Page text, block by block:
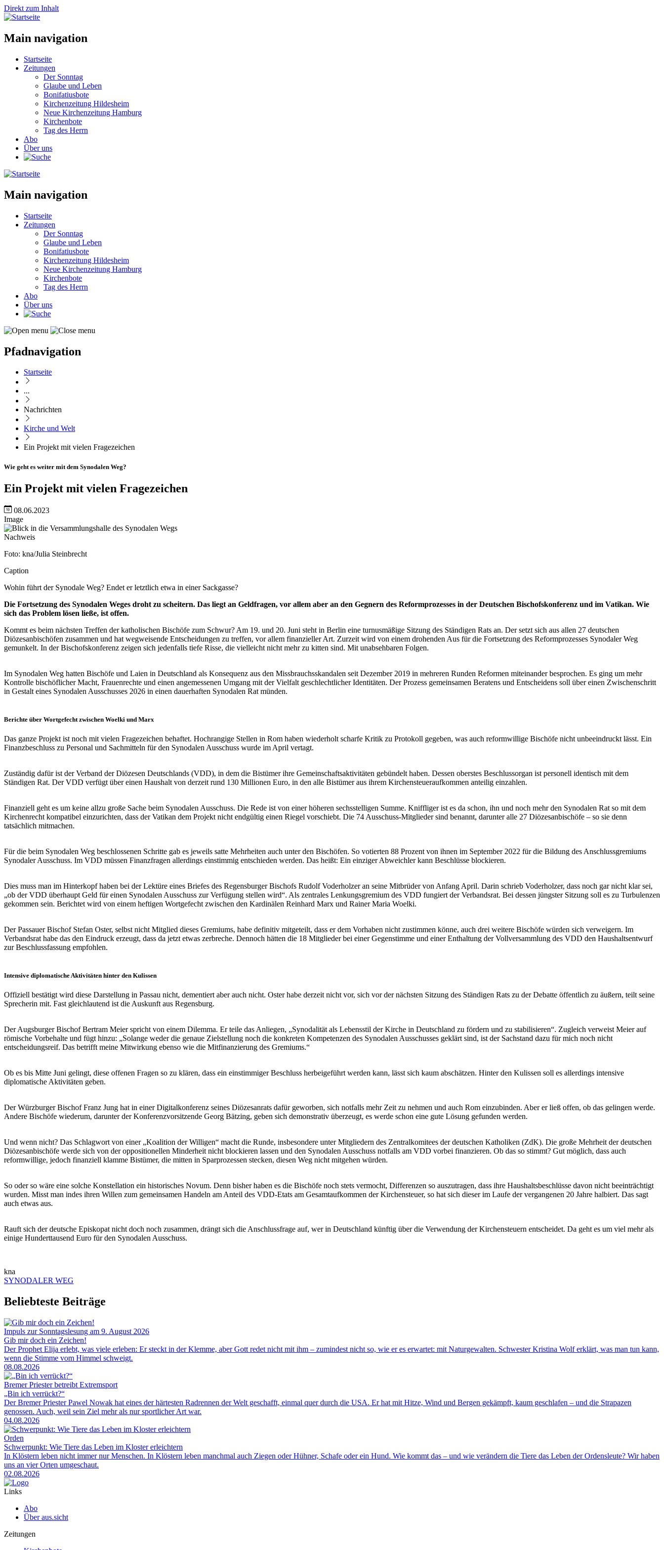
Direkt zum Inhalt
Main navigation
Startseite
Zeitungen
Der Sonntag
Glaube und Leben
Bonifatiusbote
Kirchenzeitung Hildesheim
Neue Kirchenzeitung Hamburg
Kirchenbote
Tag des Herrn
Abo
Über uns
Main navigation
Startseite
Zeitungen
Der Sonntag
Glaube und Leben
Bonifatiusbote
Kirchenzeitung Hildesheim
Neue Kirchenzeitung Hamburg
Kirchenbote
Tag des Herrn
Abo
Über uns
Pfadnavigation
Startseite
...
Nachrichten
Kirche und Welt
Ein Projekt mit vielen Fragezeichen
Wie geht es weiter mit dem Synodalen Weg?
Ein Projekt mit vielen Fragezeichen
08.06.2023
Image
Nachweis
Foto: kna/Julia Steinbrecht
Caption
Wohin führt der Synodale Weg? Endet er letztlich etwa in einer Sackgasse?
Die Fortsetzung des Synodalen Weges droht zu scheitern. Das liegt an Geldfragen, vor allem aber an den Gegnern des Reformprozesses in der Deutschen Bischofskonferenz und im Vatikan. Wie
sich das Problem lösen ließe, ist offen.
Kommt es beim nächsten Treffen der katholischen Bischöfe zum Schwur? Am 19. und 20. Juni steht in Berlin eine turnusmäßige Sitzung des Ständigen Rats an. Der setzt sich aus allen 27 deutschen
Diözesanbischöfen zusammen und hat wegweisende Entscheidungen zu treffen, vor allem finanzieller Art. Zurzeit wird von einem drohenden Aus für die Fortsetzung des Reformprozesses Synodaler Weg
gemunkelt. In der Bischofskonferenz zeigen sich jedenfalls tiefe Risse, die vielleicht nicht mehr zu kitten sind. Mit unabsehbaren Folgen.
Im Synodalen Weg hatten Bischöfe und Laien in Deutschland als Konsequenz aus den Missbrauchsskandalen seit Dezember 2019 in mehreren Runden Reformen miteinander besprochen. Es ging um mehr
Kontrolle bischöflicher Macht, Frauenrechte und einen angemessenen Umgang mit der Vielfalt geschlechtlicher Identitäten. Der Prozess gemeinsamen Beratens und Entscheidens soll über einen Zwischenschritt
in Gestalt eines Synodalen Ausschusses 2026 in einen dauerhaften Synodalen Rat münden.
Berichte über Wortgefecht zwischen Woelki und Marx
Das ganze Projekt ist noch mit vielen Fragezeichen behaftet. Hochrangige Stellen in Rom haben wiederholt scharfe Kritik zu Protokoll gegeben, was auch reformwillige Bischöfe nicht unbeeindruckt lässt. Ein
Finanzbeschluss zu Personal und Sachmitteln für den Synodalen Ausschuss wurde im April vertagt.
Zuständig dafür ist der Verband der Diözesen Deutschlands (VDD), in dem die Bistümer ihre Gemeinschaftsaktivitäten gebündelt haben. Dessen oberstes Beschlussorgan ist personell identisch mit dem
Ständigen Rat. Der VDD verfügt über einen Haushalt von derzeit rund 130 Millionen Euro, in den alle Bistümer aus ihrem Kirchensteueraufkommen anteilig einzahlen.
Finanziell geht es um keine allzu große Sache beim Synodalen Ausschuss. Die Rede ist von einer höheren sechsstelligen Summe. Kniffliger ist es da schon, ihn und noch mehr den Synodalen Rat so mit dem
Kirchenrecht kompatibel einzurichten, dass der Vatikan dem Projekt nicht endgültig einen Riegel vorschiebt. Die 74 Ausschuss-Mitglieder sind benannt, darunter alle 27 Diözesanbischöfe – so sie denn
tatsächlich mitmachen.
Für die beim Synodalen Weg beschlossenen Schritte gab es jeweils satte Mehrheiten auch unter den Bischöfen. So votierten 88 Prozent von ihnen im September 2022 für die Bildung des Anschlussgremiums
Synodaler Ausschuss. Im VDD müssen Finanzfragen allerdings einstimmig entschieden werden. Das heißt: Ein einziger Abweichler kann Beschlüsse blockieren.
Dies muss man im Hinterkopf haben bei der Lektüre eines Briefes des Regensburger Bischofs Rudolf Voderholzer an seine Mitbrüder von Anfang April. Darin schrieb Voderholzer, dass noch gar nicht klar sei,
„ob der VDD überhaupt Geld für einen Synodalen Ausschuss zur Verfügung stellen wird“. Als zentrales Lenkungsgremium des VDD fungiert der Verbandsrat. Bei dessen jüngster Sitzung soll es zu Turbulenzen
gekommen sein. Berichtet wird von einem heftigen Wortgefecht zwischen den Kardinälen Reinhard Marx und Rainer Maria Woelki.
Der Passauer Bischof Stefan Oster, selbst nicht Mitglied dieses Gremiums, habe definitiv mitgeteilt, dass er dem Vorhaben nicht zustimmen könne, auch drei weitere Bischöfe würden sich verweigern. Im
Verbandsrat habe das den Eindruck erzeugt, dass da jetzt etwas zerbreche. Dennoch hätten die 18 Mitglieder bei einer Gegenstimme und einer Enthaltung der Vollversammlung des VDD den Haushaltsentwurf
zur Beschlussfassung empfohlen.
Intensive diplomatische Aktivitäten hinter den Kulissen
Offiziell bestätigt wird diese Darstellung in Passau nicht, dementiert aber auch nicht. Oster habe derzeit nicht vor, sich vor der nächsten Sitzung des Ständigen Rats zu der Debatte öffentlich zu äußern, teilt seine
Sprecherin mit. Fast gleichlautend ist die Auskunft aus Regensburg.
Der Augsburger Bischof Bertram Meier spricht von einem Dilemma. Er teile das Anliegen, „Synodalität als Lebensstil der Kirche in Deutschland zu fördern und zu stabilisieren“. Zugleich verweist Meier auf
römische Vorbehalte und fügt hinzu: „Solange weder die genaue Zielstellung noch die konkreten Kompetenzen des Synodalen Ausschusses geklärt sind, ist der Sachstand dazu für mich noch nicht
entscheidungsreif. Das betrifft meine Mitwirkung ebenso wie die Mitfinanzierung des Gremiums.“
Ob es bis Mitte Juni gelingt, diese offenen Fragen so zu klären, dass ein einstimmiger Beschluss herbeigeführt werden kann, lässt sich kaum abschätzen. Hinter den Kulissen soll es allerdings intensive
diplomatische Aktivitäten geben.
Der Würzburger Bischof Franz Jung hat in einer Digitalkonferenz seines Diözesanrats dafür geworben, sich notfalls mehr Zeit zu nehmen und auch Rom einzubinden. Aber er ließ offen, ob das gelingen werde.
Andere Bischöfe wiederum, darunter der Konferenzvorsitzende Georg Bätzing, geben sich demonstrativ überzeugt, es werde schon eine gute Lösung gefunden werden.
Und wenn nicht? Das Schlagwort von einer „Koalition der Willigen“ macht die Runde, insbesondere unter Mitgliedern des Zentralkomitees der deutschen Katholiken (ZdK). Die große Mehrheit der deutschen
Diözesanbischöfe werde sich von der oppositionellen Minderheit nicht blockieren lassen und den Synodalen Ausschuss notfalls am VDD vorbei finanzieren. Ob das so stimmt? Gut möglich, dass auch
reformwillige, jedoch finanziell klamme Bistümer, die mitten in Sparprozessen stecken, diesen Weg nicht mitgehen würden.
So oder so wäre eine solche Konstellation ein historisches Novum. Denn bisher haben es die Bischöfe noch stets vermocht, Differenzen so auszutragen, dass ihre Haushaltsbeschlüsse davon nicht beeinträchtigt
wurden. Misst man indes ihren Willen zum gemeinsamen Handeln am Anteil des VDD-Etats am Gesamtaufkommen der Kirchensteuer, so hat sich dieser im Laufe der vergangenen 20 Jahre halbiert. Das sagt
auch etwas aus.
Rauft sich der deutsche Episkopat nicht doch noch zusammen, drängt sich die Anschlussfrage auf, wer in Deutschland künftig über die Verwendung der Kirchensteuern entscheidet. Da geht es um viel mehr als
einige Hunderttausend Euro für den Synodalen Ausschuss.
kna
SYNODALER WEG
Beliebteste Beiträge
Impuls zur Sonntagslesung am 9. August 2026
Gib mir doch ein Zeichen!
Der Prophet Elija erlebt, was viele erleben: Er steckt in der Klemme, aber Gott redet nicht mit ihm – zumindest nicht so, wie er es erwartet: mit Naturgewalten. Schwester Kristina Wolf erklärt, was man tun kann,
wenn die Stimme vom Himmel schweigt.
08.08.2026
Bremer Priester betreibt Extremsport
„Bin ich verrückt?“
Der Bremer Priester Pawel Nowak hat eines der härtesten Radrennen der Welt geschafft, einmal quer durch die USA. Er hat mit Hitze, Wind und Bergen gekämpft, kaum geschlafen – und die Strapazen
genossen. Auch, weil sein Ziel mehr als nur sportlicher Art war.
04.08.2026
Orden
Schwerpunkt: Wie Tiere das Leben im Kloster erleichtern
In Klöstern leben nicht immer nur Menschen. In Klöstern leben manchmal auch Ziegen oder Hühner, Schafe oder ein Hund. Wie kommt das – und wie verändern die Tiere das Leben der Ordensleute? Wir haben
uns an vier Orten umgeschaut.
02.08.2026
Links
Abo
Über aus.sicht
Zeitungen